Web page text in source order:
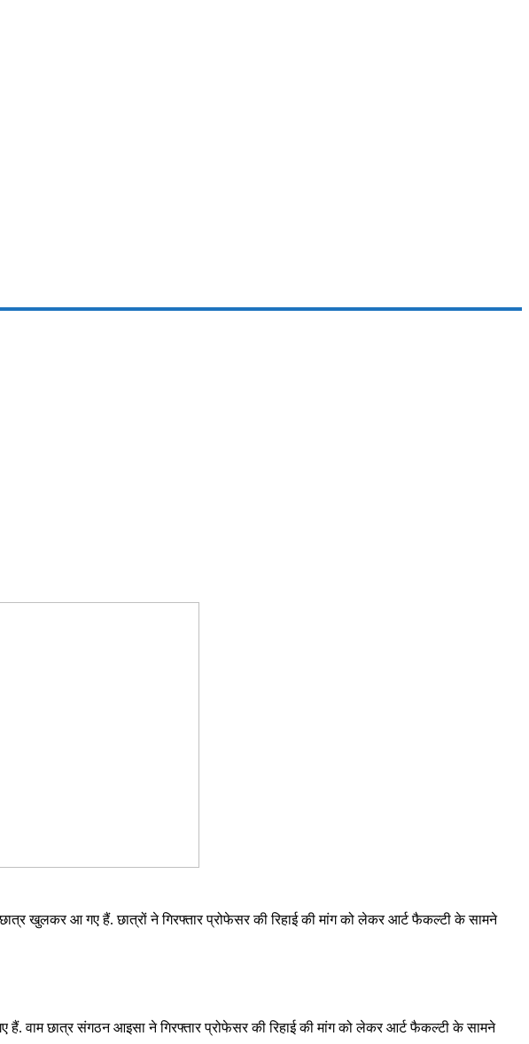
छात्र खुलकर आ गए हैं. छात्रों ने गिरफ्तार प्रोफेसर की रिहाई की मांग को लेकर आर्ट फैकल्टी के सामने
हैं. वाम छात्र संगठन आइसा ने गिरफ्तार प्रोफेसर की रिहाई की मांग को लेकर आर्ट फैकल्टी के सामने